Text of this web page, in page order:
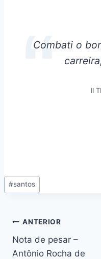
Combati o
II
#santos
ANTERIOR
Nota de pesar –
Antônio Rocha de